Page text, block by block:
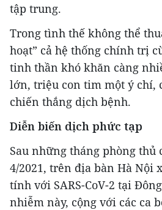
tập trung.
Trong tình thế không thể
hoạt” cả hệ thống chính trị
tinh thần khó khăn càng
lớn, triệu con tim một ý chí,
chiến thắng dịch bệnh.
Diễn biến dịch phức tạp
Sau những tháng phòng thủ
4/2021, trên địa bàn Hà Nội
tính với SARS-CoV-2 tại
nhiễm này, cộng với các ca